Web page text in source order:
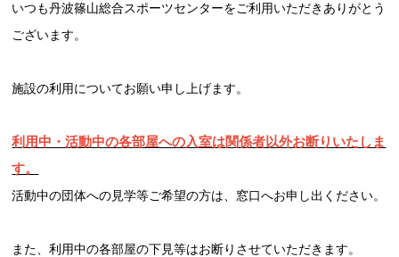
お問合せフォーム
いつも丹波篠山総合スポーツセンターをご利用いただきありがとう
ございます。
施設の利用についてお願い申し上げます。
利用中・活動中の各部屋への入室は関係者以外お断りいたしま
す。
活動中の団体への見学等ご希望の方は、窓口へお申し出ください。
また、利用中の各部屋の下見等はお断りさせていただきます。